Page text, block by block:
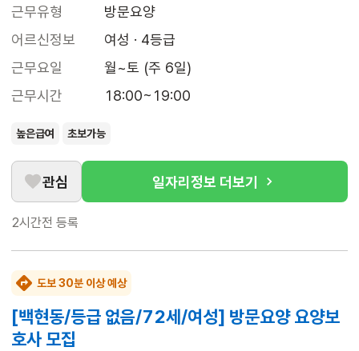
근무유형
방문요양
어르신정보
여성 · 4등급
근무요일
월~토 (주 6일)
근무시간
18:00~19:00
높은급여 초보가능
관심 일자리정보 더보기
2시간전 등록
도보 30분 이상 예상
[백현동/등급 없음/72세/여성] 방문요양 요양보
호사 모집